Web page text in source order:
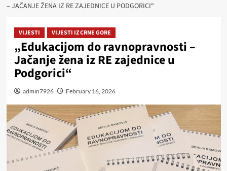
– JAČANJE ŽENA IZ RE ZAJEDNICE U PODGORICI“
VIJESTI VIJESTI IZ CRNE GORE
„Edukacijom do ravnopravnosti –
Jačanje žena iz RE zajednice u
Podgorici“
admin7926 February 16, 2026